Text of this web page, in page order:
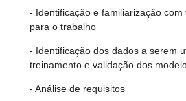
- Identificação e familiarização
para o trabalho
- Identificação dos dados a serem
treinamento e validação dos
- Análise de requisitos